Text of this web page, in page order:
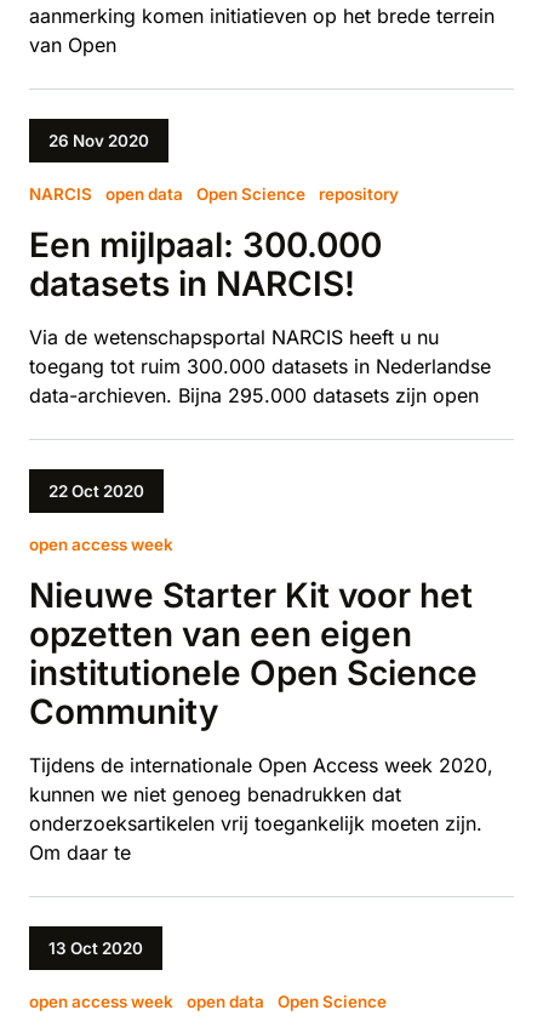
aanmerking komen initiatieven op het brede terrein
van Open
26 Nov 2020
NARCIS open data Open Science repository
Een mijlpaal: 300.000
datasets in NARCIS!
Via de wetenschapsportal NARCIS heeft u nu
toegang tot ruim 300.000 datasets in Nederlandse
data-archieven. Bijna 295.000 datasets zijn open
22 Oct 2020
open access week
Nieuwe Starter Kit voor het
opzetten van een eigen
institutionele Open Science
Community
Tijdens de internationale Open Access week 2020,
kunnen we niet genoeg benadrukken dat
onderzoeksartikelen vrij toegankelijk moeten zijn.
Om daar te
13 Oct 2020
open access week open data Open Science